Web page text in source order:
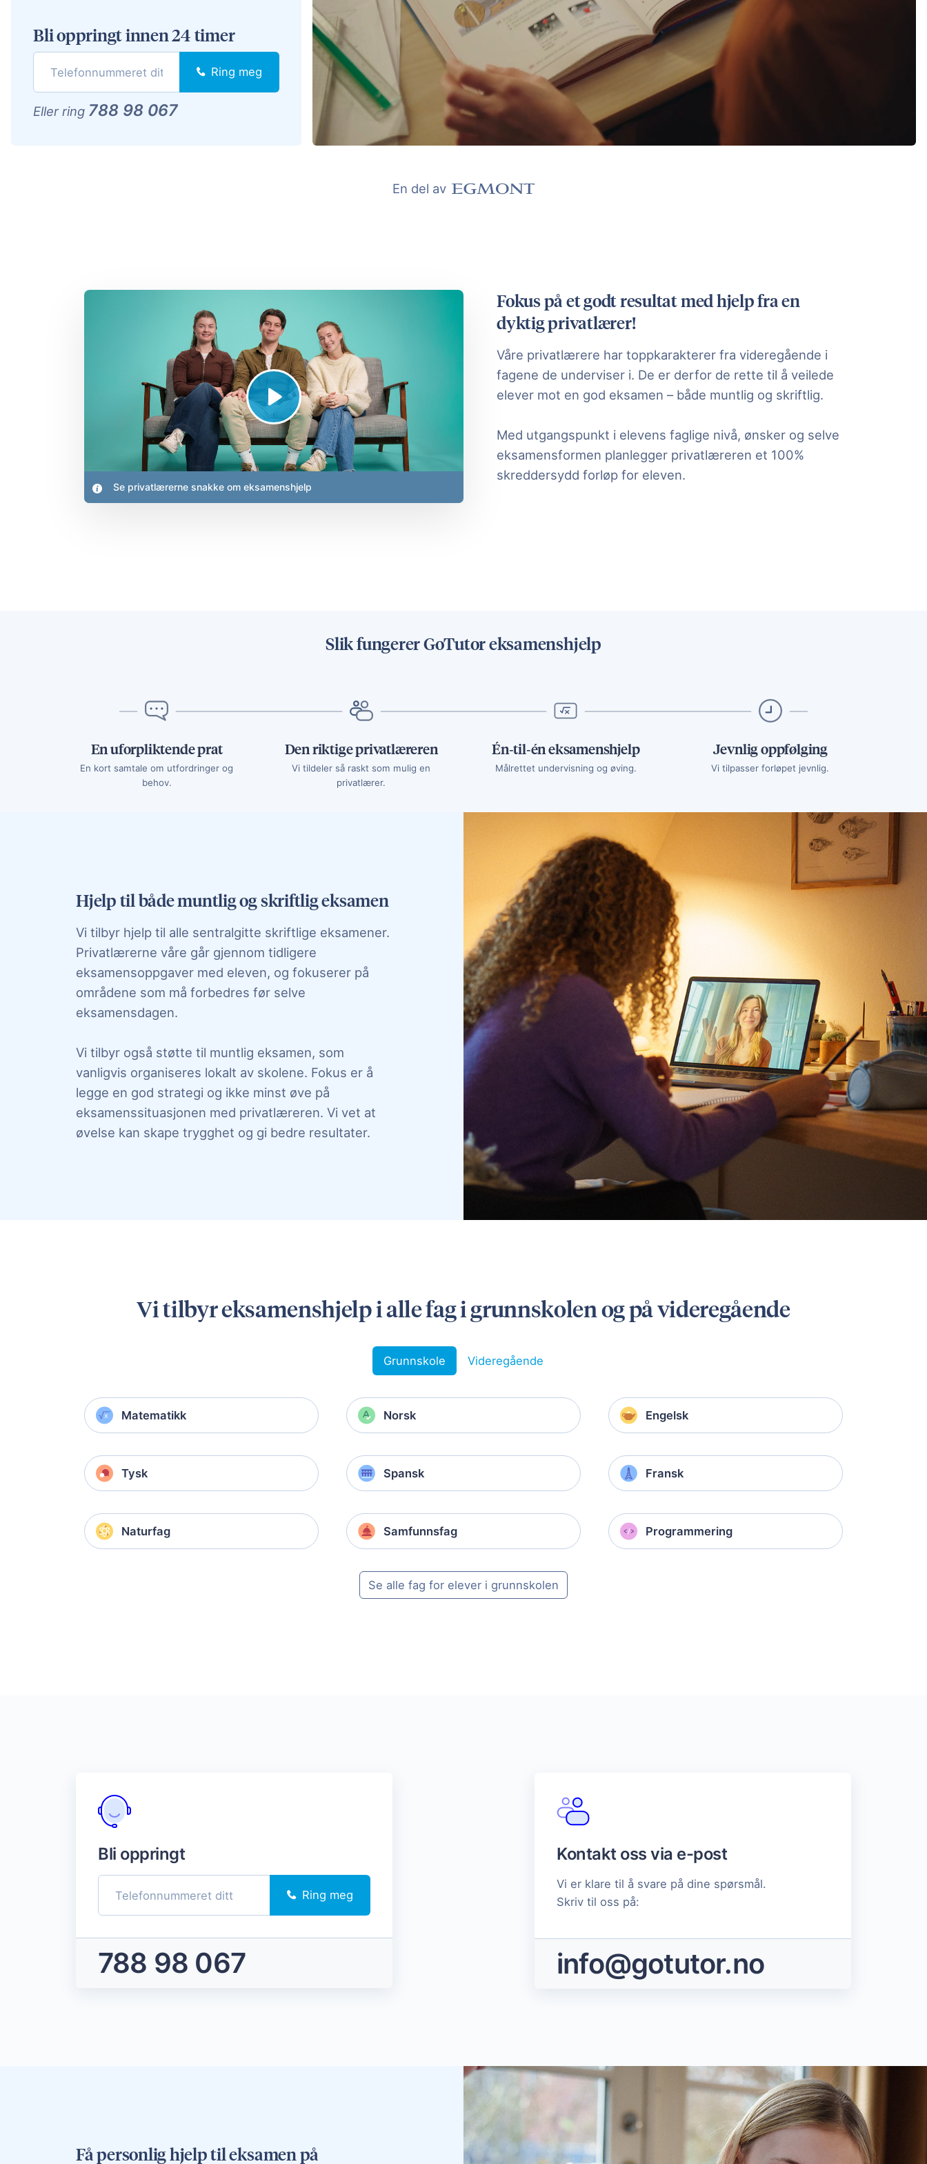
Bli oppringt innen 24 timer
Ring meg
Eller ring 788 98 067
En del av
Se privatlærerne snakke om eksamenshjelp
Fokus på et godt resultat med hjelp fra en
dyktig privatlærer!
Våre privatlærere har toppkarakterer fra videregående i
fagene de underviser i. De er derfor de rette til å veilede
elever mot en god eksamen – både muntlig og skriftlig.
Med utgangspunkt i elevens faglige nivå, ønsker og selve
eksamensformen planlegger privatlæreren et 100%
skreddersydd forløp for eleven.
Slik fungerer GoTutor eksamenshjelp
En uforpliktende prat
En kort samtale om utfordringer og
behov.
Den riktige privatlæreren
Vi tildeler så raskt som mulig en
privatlærer.
Én‑til‑én eksamenshjelp
Målrettet undervisning og øving.
Jevnlig oppfølging
Vi tilpasser forløpet jevnlig.
Hjelp til både muntlig og skriftlig eksamen
Vi tilbyr hjelp til alle sentralgitte skriftlige eksamener.
Privatlærerne våre går gjennom tidligere
eksamensoppgaver med eleven, og fokuserer på
områdene som må forbedres før selve
eksamensdagen.
Vi tilbyr også støtte til muntlig eksamen, som
vanligvis organiseres lokalt av skolene. Fokus er å
legge en god strategi og ikke minst øve på
eksamenssituasjonen med privatlæreren. Vi vet at
øvelse kan skape trygghet og gi bedre resultater.
Vi tilbyr eksamenshjelp i alle fag i grunnskolen og på videregående
Grunnskole Videregående
Matematikk Norsk Engelsk
Tysk Spansk Fransk
Naturfag Samfunnsfag Programmering
Se alle fag for elever i grunnskolen
Bli oppringt
Ring meg
788 98 067
Kontakt oss via e-post
Vi er klare til å svare på dine spørsmål.
Skriv til oss på:
info@gotutor.no
Få personlig hjelp til eksamen på